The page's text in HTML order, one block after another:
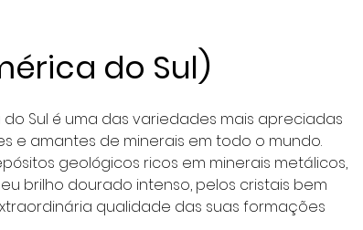
do Sul)
do Sul é uma das variedades mais apreciadas
e amantes de minerais em todo o mundo.
geológicos ricos em minerais metálicos,
brilho dourado intenso, pelos cristais bem
qualidade das suas formações